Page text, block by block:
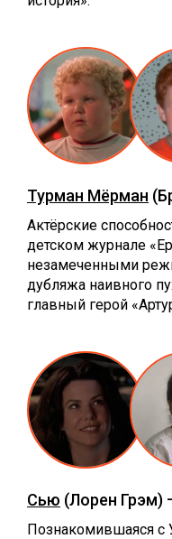
Турман Мёрман
Актёрские
детском журнале
незамеченными
дубляжа наивного
главный герой
Сью (Лорен Грэм)
Познакомившаяся с